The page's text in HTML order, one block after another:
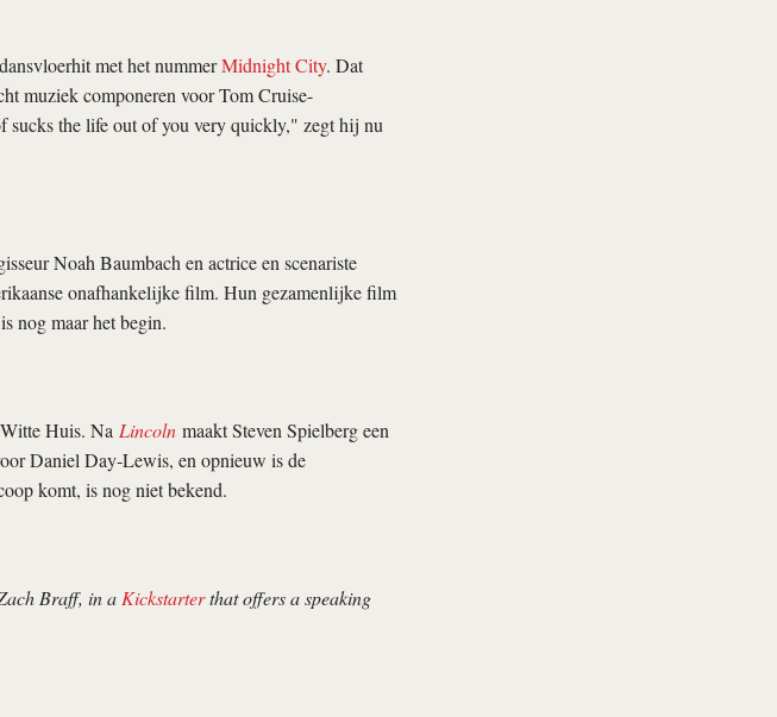
met het nummerMidnight City. Dat
muziek componeren voor Tom Cruise-
the life out of you very quickly," zegt hij nu
Noah Baumbach en actrice en scenariste
onafhankelijke film. Hun gezamenlijke film
nog maar het begin.
Huis. Na Lincolnmaakt Steven Spielberg een
Daniel Day-Lewis, en opnieuw is de
komt, is nog niet bekend.
Braff, in a Kickstarterthat offers a speaking